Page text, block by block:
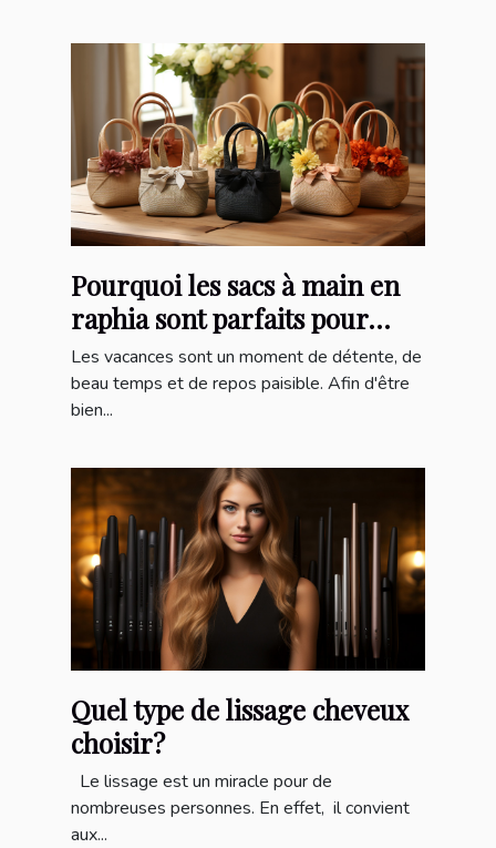
Pourquoi les sacs à main en
raphia sont parfaits pour
l'été ?
Les vacances sont un moment de détente, de
beau temps et de repos paisible. Afin d'être
bien...
Quel type de lissage cheveux
choisir?
Le lissage est un miracle pour de
nombreuses personnes. En effet, il convient
aux...